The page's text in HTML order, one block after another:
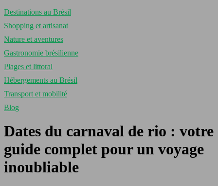
Destinations au Brésil
Shopping et artisanat
Nature et aventures
Gastronomie brésilienne
Plages et littoral
Hébergements au Brésil
Transport et mobilité
Blog
Dates du carnaval de rio : votre
guide complet pour un voyage
inoubliable